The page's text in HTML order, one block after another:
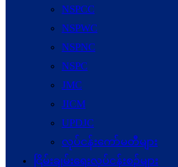
NSPCC
NSPWC
NSPNC
NSPC
JMC
JICM
UPDJC
လုပ်ငန်းကော်မတီများ
ငြိမ်းချမ်းရေးလုပ်ငန်းစဉ်များ